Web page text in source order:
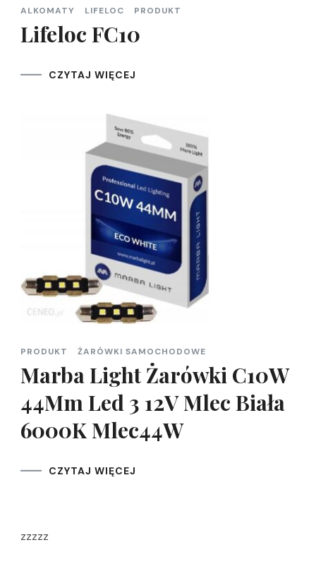
ALKOMATY LIFELOC PRODUKT
Lifeloc FC10
CZYTAJ WIĘCEJ
PRODUKT ŻARÓWKI SAMOCHODOWE
Marba Light Żarówki C10W
44Mm Led 3 12V Mlec Biała
6000K Mlec44W
CZYTAJ WIĘCEJ
zzzzz